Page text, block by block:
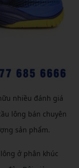
nhiều đánh giá
lông bán chuyên
sản phẩm.
ở phân khúc